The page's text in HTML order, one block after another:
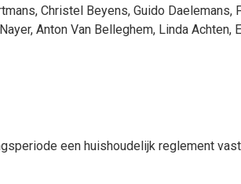
, Christel Beyens, Guido Daelemans,
, Anton Van Belleghem, Linda Achten,
een huishoudelijk reglement